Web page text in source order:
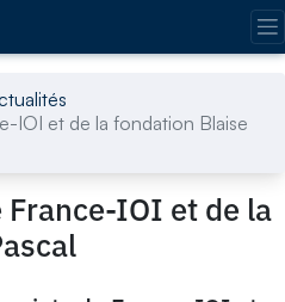
IOI et de la fondation Blaise
IOI et de la